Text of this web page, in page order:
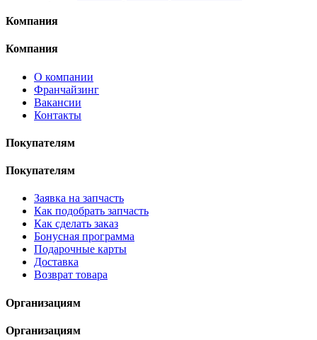
Компания
Компания
О компании
Франчайзинг
Вакансии
Контакты
Покупателям
Покупателям
Заявка на запчасть
Как подобрать запчасть
Как сделать заказ
Бонусная программа
Подарочные карты
Доставка
Возврат товара
Организациям
Организациям